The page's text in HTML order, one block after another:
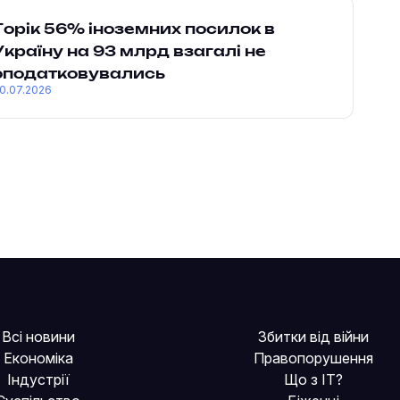
56% іноземних посилок в
на 93 млрд взагалі не
Всі новини
Економіка
Індустрії
Збитки від війни
Правопорушення
Що з IT?